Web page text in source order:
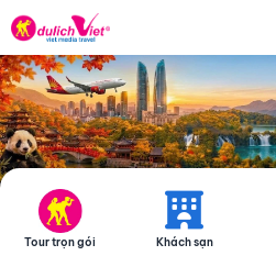
Tour trọn gói Khách sạn